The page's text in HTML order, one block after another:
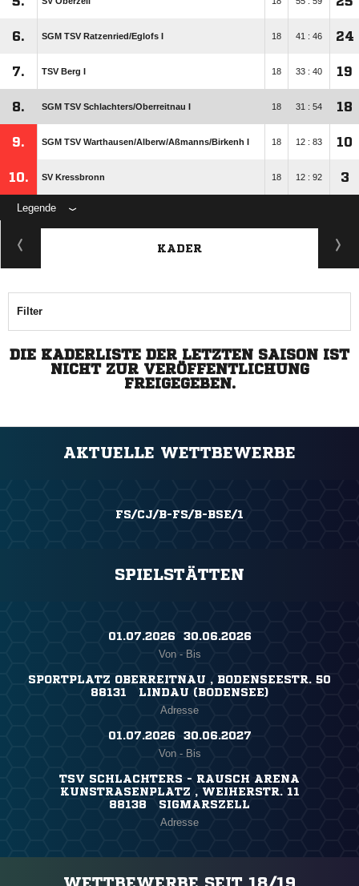
6. SGM TSV Ratzenried/​Eglofs I 18 41 : 46 24
7. TSV Berg I 18 33 : 40 19
8. SGM TSV Schlachters/​Oberreitnau I 18 31 : 54 18
9. SGM TSV Warthausen/​Alberw/​Aßmanns/​Birkenh I 18 12 : 83 10
10. SV Kressbronn 18 12 : 92 3
Legende
KADER
Filter
DIE KADERLISTE DER LETZTEN SAISON IST
NICHT ZUR VERÖFFENTLICHUNG
FREIGEGEBEN.
AKTUELLE WETTBEWERBE
FS/CJ/B-FS/B-BSE/1
SPIELSTÄTTEN
01.07.2026 ​ 30.06.2026
Von - Bis
SPORTPLATZ OBERREITNAU , BODENSEESTR. 50
88131 LINDAU (BODENSEE)
Adresse
01.07.2026 ​ 30.06.2027
Von - Bis
TSV SCHLACHTERS - RAUSCH ARENA
KUNSTRASENPLATZ , WEIHERSTR. 11
88138 SIGMARSZELL
Adresse